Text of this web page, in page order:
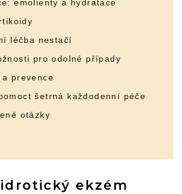
emolienty a hydratace
léčba nestačí
pro odolné případy
prevence
šetrná každodenní péče
otázky
ekzém